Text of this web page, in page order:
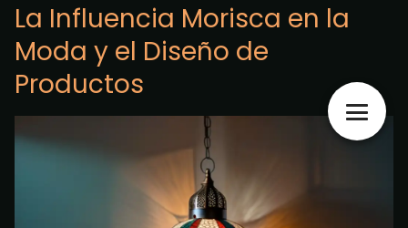
La Influencia Morisca en la
Moda y el Diseño de
Productos